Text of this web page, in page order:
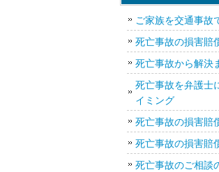
ご家族を交通事故
死亡事故の損害賠
死亡事故から解決
死亡事故を弁護士
イミング
死亡事故の損害賠
死亡事故の損害賠
死亡事故のご相談